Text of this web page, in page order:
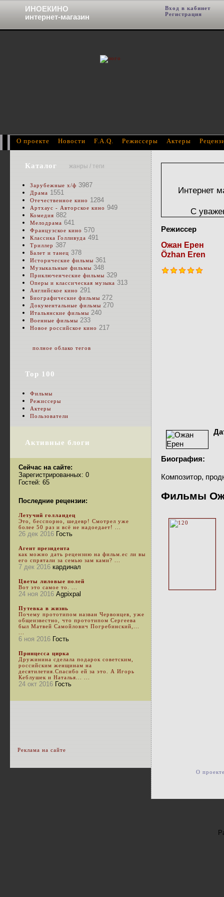
Интернет
С
Режиссер
Ожан Ерен
Özhan Eren
Биография:
Композитор,
Фильмы
Каталог жанры / теги
Зарубежные х/ф 3987
Драма 1551
Отечественное кино 1284
Артхаус - Авторское кино 949
Комедия 882
Мелодрама 641
Французское кино 570
Классика Голливуда 491
Триллер 387
Балет и танец 378
Исторические фильмы 361
Музыкальные фильмы 348
Приключенческие фильмы 329
Оперы и классическая музыка 313
Английское кино 291
Биографические фильмы 272
Документальные фильмы 270
Итальянские фильмы 240
Военные фильмы 233
Новое российское кино 217
полное облако тегов
Top 100
Фильмы
Режиссеры
Актеры
Пользователи
Активные блоги
Сейчас на сайте:
Зарегистрированных: 0
Гостей: 65
Последние рецензии:
Летучий голландец
Это, бесспорно, шедевр! Смотрел уже
более 50 раз и всё не надоедает! ...
26 дек 2016 Гость
Агент президента
как можно дать рецензию на фильм.ес ли вы
его спрятали за семью зам ками? ...
7 дек 2016 кардинал
Цветы лиловые полей
Вот это самое то. ...
24 ноя 2016 Agpixpal
Путевка в жизнь
Почему прототипом назван Червонцев, уже
общеизвестно, что прототипом Сергеева
был Матвей Самойлович Погребинский,...
6 ноя 2016 Гость
Принцесса цирка
Дружинина сделала подарок советским,
российским женщинам на
десятилетия.Спасибо ей за это. А Игорь
Кеблушек и Наталья... ...
24 окт 2016 Гость
Реклама на сайте
О проекте Новости F.A.Q. Режиссеры Актеры
О
ИНОЕКИНО
интернет-магазин
Вход в кабинет
Регистрация